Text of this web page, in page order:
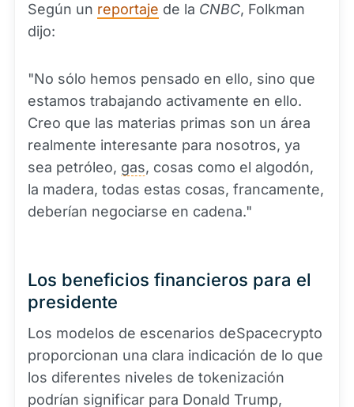
Según un reportaje de la CNBC, Folkman
dijo:
"No sólo hemos pensado en ello, sino que
estamos trabajando activamente en ello.
Creo que las materias primas son un área
realmente interesante para nosotros, ya
sea petróleo, gas, cosas como el algodón,
la madera, todas estas cosas, francamente,
deberían negociarse en cadena."
Los beneficios financieros para el
presidente
Los modelos de escenarios deSpacecrypto
proporcionan una clara indicación de lo que
los diferentes niveles de tokenización
podrían significar para Donald Trump,